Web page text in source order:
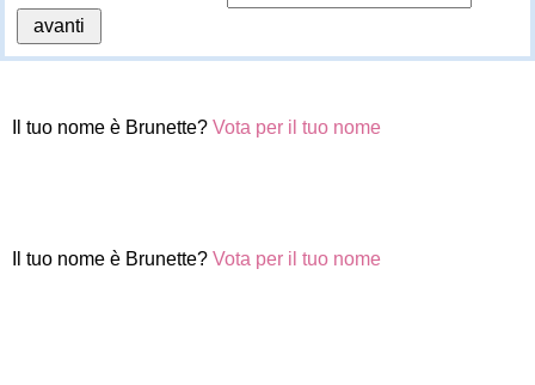
Il tuo nome è Brunette? Vota per il tuo nome
Il tuo nome è Brunette? Vota per il tuo nome